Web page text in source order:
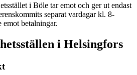
i Böle tar emot och ger ut endast
separat vardagar kl. 8-
emot betalningar.
i Helsingfors